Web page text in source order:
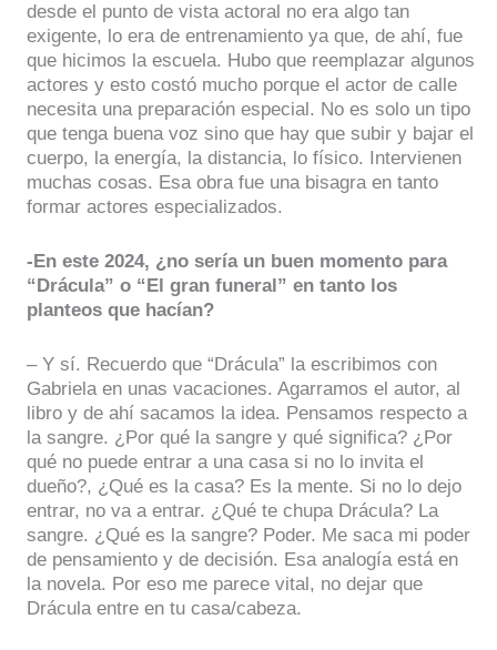
desde el punto de vista actoral no era algo tan
exigente, lo era de entrenamiento ya que, de ahí, fue
que hicimos la escuela. Hubo que reemplazar algunos
actores y esto costó mucho porque el actor de calle
necesita una preparación especial. No es solo un tipo
que tenga buena voz sino que hay que subir y bajar el
cuerpo, la energía, la distancia, lo físico. Intervienen
muchas cosas. Esa obra fue una bisagra en tanto
formar actores especializados.
-En este 2024, ¿no sería un buen momento para
“Drácula” o “El gran funeral” en tanto los
planteos que hacían?
– Y sí. Recuerdo que “Drácula” la escribimos con
Gabriela en unas vacaciones. Agarramos el autor, al
libro y de ahí sacamos la idea. Pensamos respecto a
la sangre. ¿Por qué la sangre y qué significa? ¿Por
qué no puede entrar a una casa si no lo invita el
dueño?, ¿Qué es la casa? Es la mente. Si no lo dejo
entrar, no va a entrar. ¿Qué te chupa Drácula? La
sangre. ¿Qué es la sangre? Poder. Me saca mi poder
de pensamiento y de decisión. Esa analogía está en
la novela. Por eso me parece vital, no dejar que
Drácula entre en tu casa/cabeza.